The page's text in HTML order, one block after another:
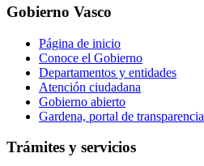
Gobierno Vasco
Página de inicio
Conoce el Gobierno
Departamentos y entidades
Atención ciudadana
Gobierno abierto
Gardena, portal de transparencia
Trámites y servicios